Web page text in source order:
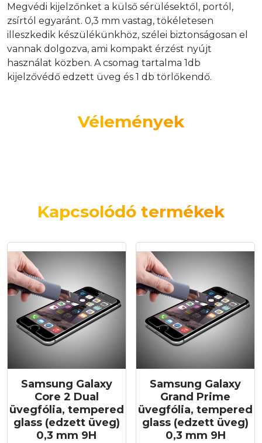
Megvédi kijelzőnket a külső sérülésektől, portól,
zsírtól egyaránt. 0,3 mm vastag, tökéletesen
illeszkedik készülékünkhöz, szélei biztonságosan el
vannak dolgozva, ami kompakt érzést nyújt
használat közben. A csomag tartalma 1db
kijelzővédő edzett üveg és 1 db törlőkendő.
Vélemények
Kapcsolódó termékek
Samsung Galaxy
Core 2 Dual
üvegfólia, tempered
glass (edzett üveg)
0,3 mm 9H
Samsung Galaxy
Grand Prime
üvegfólia, tempered
glass (edzett üveg)
0,3 mm 9H